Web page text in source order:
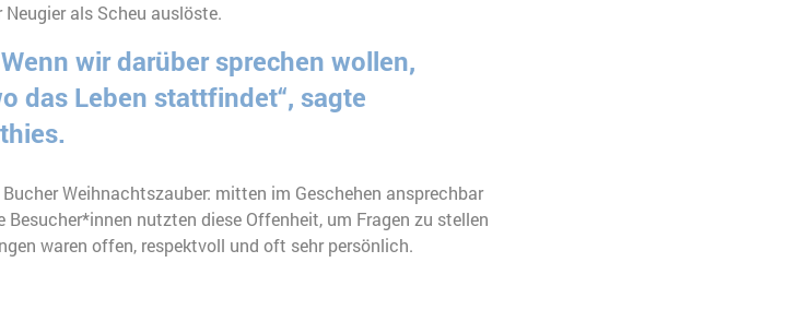
als Scheu auslöste.
wir darüber sprechen wollen,
das Leben stattfindet“, sagte
Weihnachtszauber: mitten im Geschehen ansprechbar
nutzten diese Offenheit, um Fragen zu stellen
waren offen, respektvoll und oft sehr persönlich.